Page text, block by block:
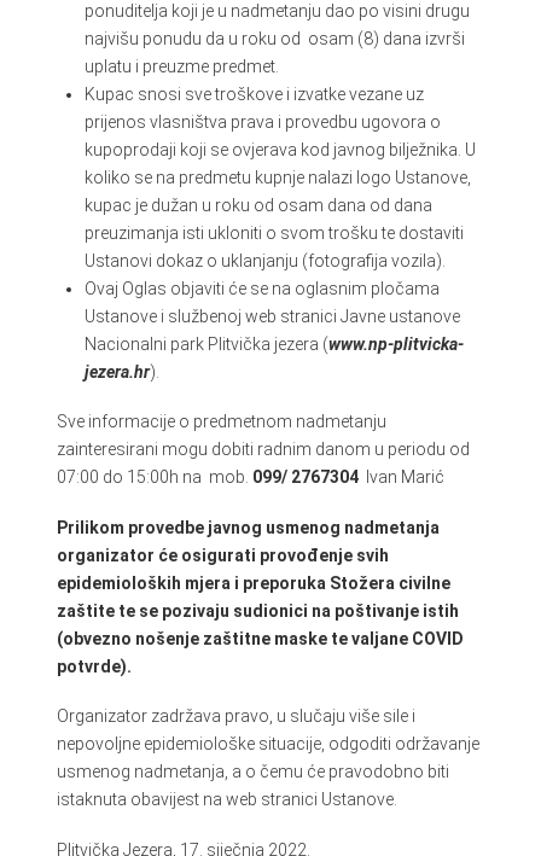
ponuditelja koji je u nadmetanju dao po visini drugu
najvišu ponudu da u roku od osam (8) dana izvrši
uplatu i preuzme predmet.
Kupac snosi sve troškove i izvatke vezane uz
prijenos vlasništva prava i provedbu ugovora o
kupoprodaji koji se ovjerava kod javnog bilježnika. U
koliko se na predmetu kupnje nalazi logo Ustanove,
kupac je dužan u roku od osam dana od dana
preuzimanja isti ukloniti o svom trošku te dostaviti
Ustanovi dokaz o uklanjanju (fotografija vozila).
Ovaj Oglas objaviti će se na oglasnim pločama
Ustanove i službenoj web stranici Javne ustanove
Nacionalni park Plitvička jezera (www.np-plitvicka-
jezera.hr).
Sve informacije o predmetnom nadmetanju
zainteresirani mogu dobiti radnim danom u periodu od
07:00 do 15:00h na mob. 099/ 2767304Ivan Marić
Prilikom provedbe javnog usmenog nadmetanja
organizator će osigurati provođenje svih
epidemioloških mjera i preporuka Stožera civilne
zaštite te se pozivaju sudionici na poštivanje istih
(obvezno nošenje zaštitne maske te valjane COVID
potvrde).
Organizator zadržava pravo, u slučaju više sile i
nepovoljne epidemiološke situacije, odgoditi održavanje
usmenog nadmetanja, a o čemu će pravodobno biti
istaknuta obavijest na web stranici Ustanove.
Plitvička Jezera, 17. siječnja 2022.